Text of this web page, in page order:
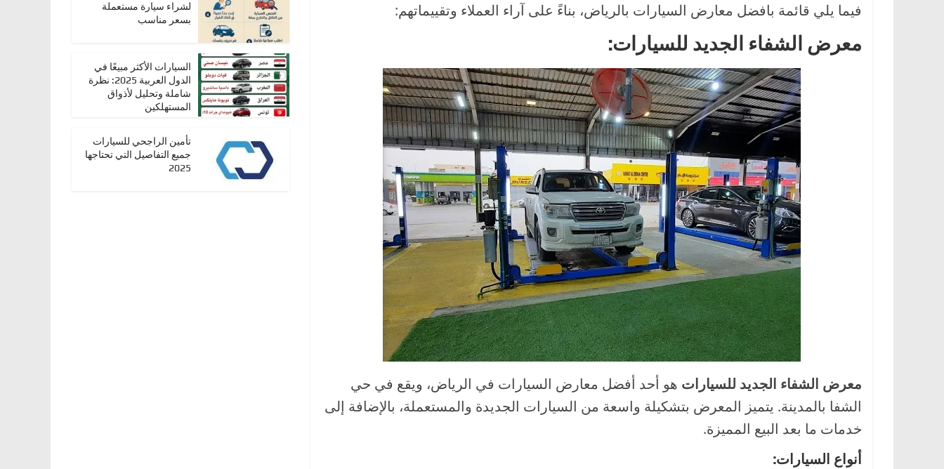
و
ق
ن
ي
ا
ت
ا
ل
س
ي
ا
ر
ا
ت
ا
ل
ج
د
د
فيما يلي قائمة بافضل معارض السيارات بالرياض، بناءً على آراء العملاء وتقييماتهم:
معرض الشفاء الجديد للسيارات:
معرض الشفاء الجديد للسيارات هو أحد أفضل معارض السيارات في الرياض، ويقع في حي
الشفا بالمدينة. يتميز المعرض بتشكيلة واسعة من السيارات الجديدة والمستعملة، بالإضافة إلى
خدمات ما بعد البيع المميزة.
أنواع السيارات:
لشراء سيارة مستعملة
بسعر مناسب
السيارات الأكثر مبيعًا في
الدول العربية 2025: نظرة
شاملة وتحليل لأذواق
المستهلكين
تأمين الراجحي للسيارات
جميع التفاصيل التي تحتاجها
2025